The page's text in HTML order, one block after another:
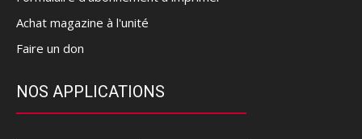
Achat magazine à l'unité
Faire un don
NOS APPLICATIONS